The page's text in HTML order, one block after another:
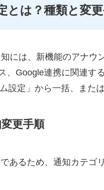
とは？種類と変
には、新機能のアナウ
、Google連携に関連す
設定」から一括、また
更手順
あるため、通知カテゴ